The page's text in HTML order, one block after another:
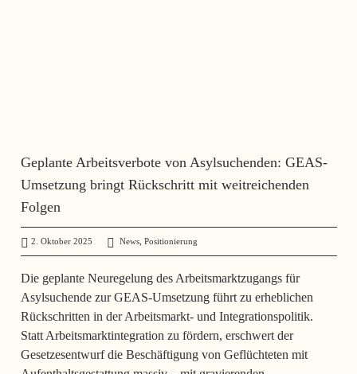
Geplante Arbeitsverbote von Asylsuchenden: GEAS-
Umsetzung bringt Rückschritt mit weitreichenden
Folgen
2. Oktober 2025 administrator
News, Positionierung
Die geplante Neuregelung des Arbeitsmarktzugangs für
Asylsuchende zur GEAS-Umsetzung führt zu erheblichen
Rückschritten in der Arbeitsmarkt- und Integrationspolitik.
Statt Arbeitsmarktintegration zu fördern, erschwert der
Gesetzesentwurf die Beschäftigung von Geflüchteten mit